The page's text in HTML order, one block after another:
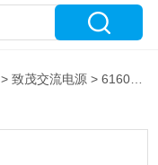
>致茂交流电源 > 61601致茂可编程交流电源